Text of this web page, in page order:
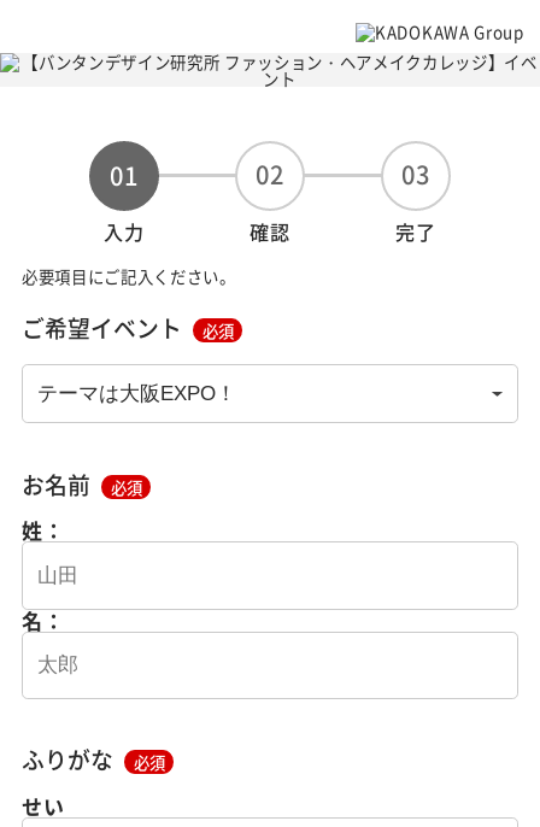
01
入力
02
確認
03
完了
必要項目にご記入ください。
ご希望イベント 必須
お名前 必須
姓：
名：
ふりがな 必須
せい